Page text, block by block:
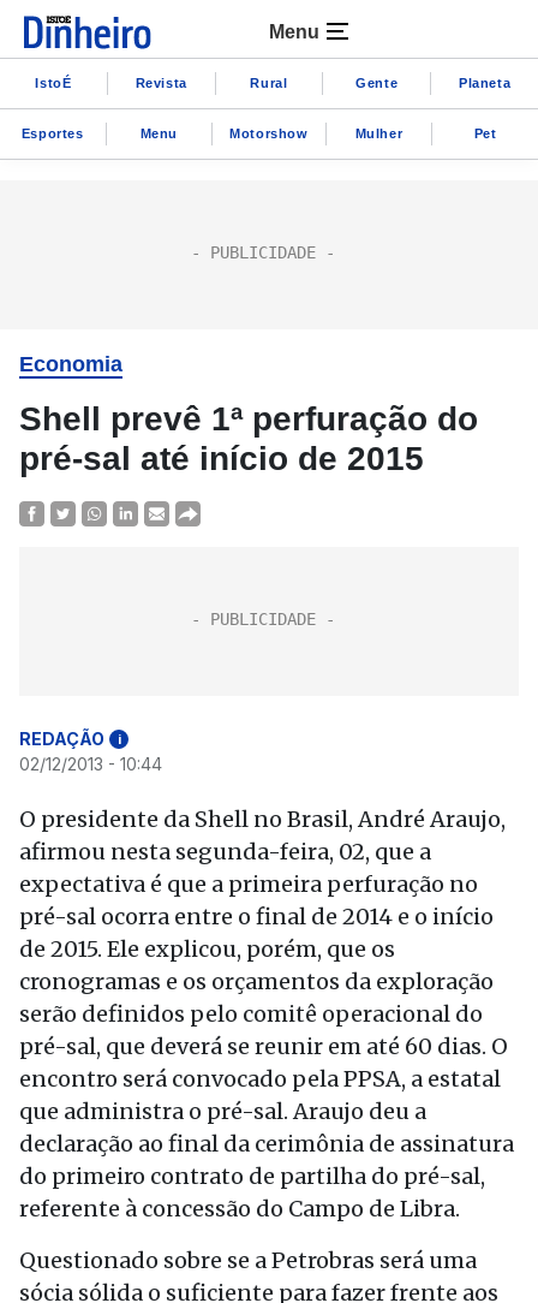
Menu
IstoÉ Revista Rural Gente Planeta
Esportes Menu Motorshow Mulher Pet
Economia
Shell prevê 1ª perfuração do
pré-sal até início de 2015
REDAÇÃO i
02/12/2013 - 10:44
O presidente da Shell no Brasil, André Araujo,
afirmou nesta segunda-feira, 02, que a
expectativa é que a primeira perfuração no
pré-sal ocorra entre o final de 2014 e o início
de 2015. Ele explicou, porém, que os
cronogramas e os orçamentos da exploração
serão definidos pelo comitê operacional do
pré-sal, que deverá se reunir em até 60 dias. O
encontro será convocado pela PPSA, a estatal
que administra o pré-sal. Araujo deu a
declaração ao final da cerimônia de assinatura
do primeiro contrato de partilha do pré-sal,
referente à concessão do Campo de Libra.
Questionado sobre se a Petrobras será uma
sócia sólida o suficiente para fazer frente aos